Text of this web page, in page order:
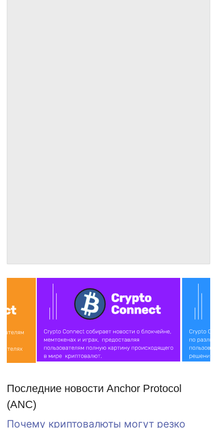
Последние новости Anchor Protocol
(ANC)
Почему криптовалюты могут резко